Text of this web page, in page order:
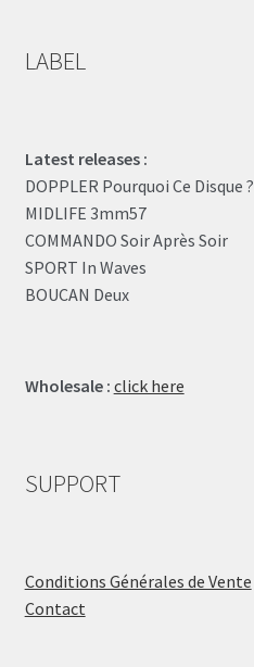
LABEL
Latest releases :
DOPPLER Pourquoi Ce Disque ?
MIDLIFE 3mm57
COMMANDO Soir Après Soir
SPORT In Waves
BOUCAN Deux
Wholesale : click here
SUPPORT
Conditions Générales de Vente
Contact